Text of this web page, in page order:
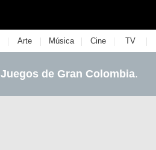
| Arte | Música | Cine | TV |
Juegos de Gran Colombia.